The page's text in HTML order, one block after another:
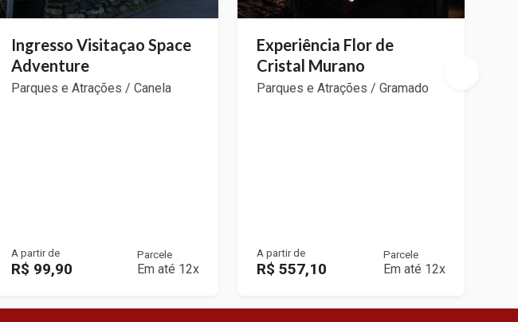
Ingresso Visitaçao Space
Adventure
Parques e Atrações / Canela
A partir de
R$ 99,90
Parcele
Em até 12x
Experiência Flor de
Cristal Murano
Parques e Atrações / Gramado
A partir de
R$ 557,10
Parcele
Em até 12x